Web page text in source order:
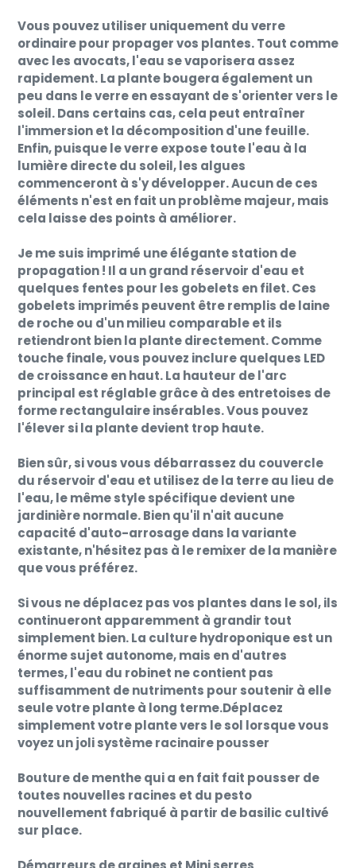
Vous pouvez utiliser uniquement du verre
ordinaire pour propager vos plantes. Tout comme
avec les avocats, l'eau se vaporisera assez
rapidement. La plante bougera également un
peu dans le verre en essayant de s'orienter vers le
soleil. Dans certains cas, cela peut entraîner
l'immersion et la décomposition d'une feuille.
Enfin, puisque le verre expose toute l'eau à la
lumière directe du soleil, les algues
commenceront à s'y développer. Aucun de ces
éléments n'est en fait un problème majeur, mais
cela laisse des points à améliorer.
Je me suis imprimé une élégante station de
propagation ! Il a un grand réservoir d'eau et
quelques fentes pour les gobelets en filet. Ces
gobelets imprimés peuvent être remplis de laine
de roche ou d'un milieu comparable et ils
retiendront bien la plante directement. Comme
touche finale, vous pouvez inclure quelques LED
de croissance en haut. La hauteur de l'arc
principal est réglable grâce à des entretoises de
forme rectangulaire insérables. Vous pouvez
l'élever si la plante devient trop haute.
Bien sûr, si vous vous débarrassez du couvercle
du réservoir d'eau et utilisez de la terre au lieu de
l'eau, le même style spécifique devient une
jardinière normale. Bien qu'il n'ait aucune
capacité d'auto-arrosage dans la variante
existante, n'hésitez pas à le remixer de la manière
que vous préférez.
Si vous ne déplacez pas vos plantes dans le sol, ils
continueront apparemment à grandir tout
simplement bien. La culture hydroponique est un
énorme sujet autonome, mais en d'autres
termes, l'eau du robinet ne contient pas
suffisamment de nutriments pour soutenir à elle
seule votre plante à long terme.Déplacez
simplement votre plante vers le sol lorsque vous
voyez un joli système racinaire pousser
Bouture de menthe qui a en fait fait pousser de
toutes nouvelles racines et du pesto
nouvellement fabriqué à partir de basilic cultivé
sur place.